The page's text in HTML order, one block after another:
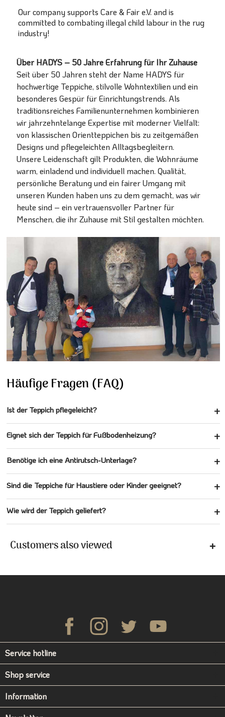
Our company supports Care & Fair e.V. and is
committed to combating illegal child labour in the rug
industry!
Über HADYS – 50 Jahre Erfahrung für Ihr Zuhause
Seit über 50 Jahren steht der Name HADYS für
hochwertige Teppiche, stilvolle Wohntextilien und ein
besonderes Gespür für Einrichtungstrends. Als
traditionsreiches Familienunternehmen kombinieren
wir jahrzehntelange Expertise mit moderner Vielfalt:
von klassischen Orientteppichen bis zu zeitgemäßen
Designs und pflegeleichten Alltagsbegleitern.
Unsere Leidenschaft gilt Produkten, die Wohnräume
warm, einladend und individuell machen. Qualität,
persönliche Beratung und ein fairer Umgang mit
unseren Kunden haben uns zu dem gemacht, was wir
heute sind – ein vertrauensvoller Partner für
Menschen, die ihr Zuhause mit Stil gestalten möchten.
Häufige Fragen (FAQ)
Ist der Teppich pflegeleicht?
Eignet sich der Teppich für Fußbodenheizung?
Benötige ich eine Antirutsch-Unterlage?
Sind die Teppiche für Haustiere oder Kinder geeignet?
Wie wird der Teppich geliefert?
Customers also viewed
Service hotline
Shop service
Information